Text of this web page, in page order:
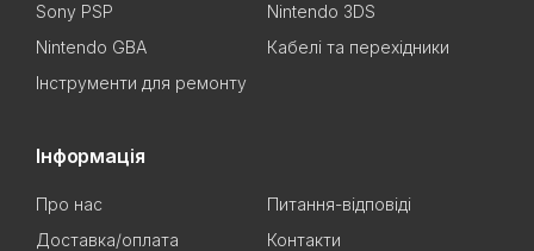
Sony PSP
Nintendo 3DS
Nintendo GBA
Кабелі та перехідники
Інструменти для ремонту
Інформація
Про нас
Питання-відповіді
Доставка/оплата
Контакти